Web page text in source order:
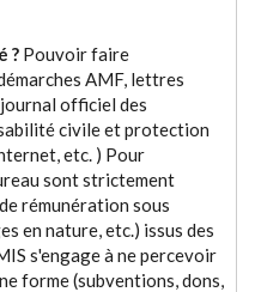
? Pouvoir faire
AMF, lettres
officiel des
civile et protection
etc. ) Pour
sont strictement
rémunération sous
en nature, etc.) issus des
s'engage à ne percevoir
forme (subventions, dons,